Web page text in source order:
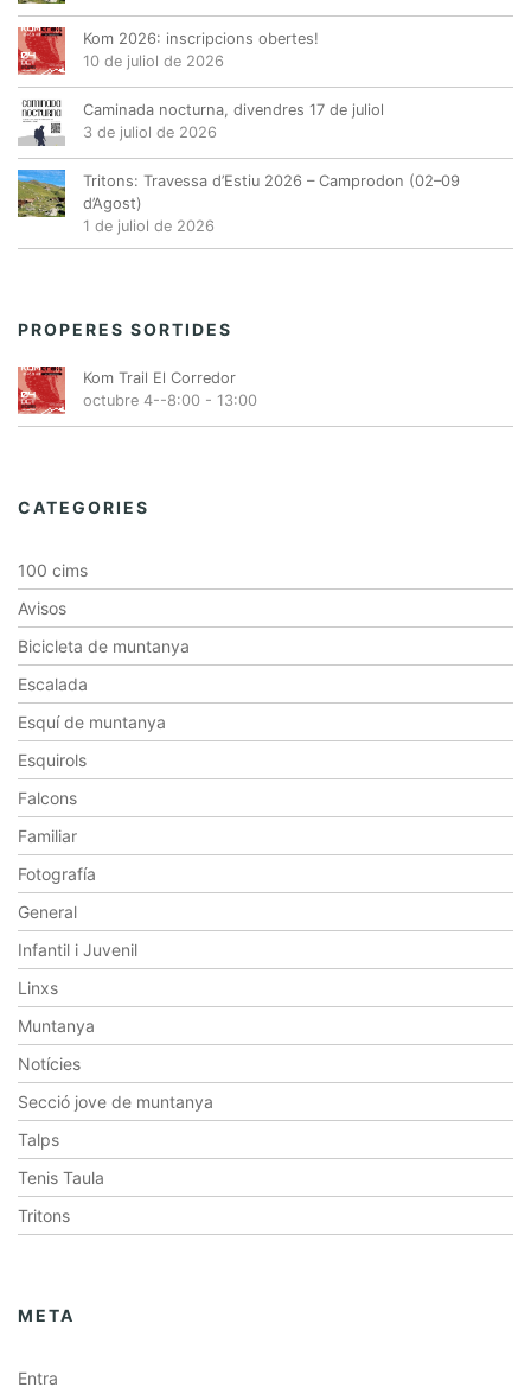
Kom 2026: inscripcions obertes!
10 de juliol de 2026
Caminada nocturna, divendres 17 de juliol
3 de juliol de 2026
Tritons: Travessa d’Estiu 2026 – Camprodon (02–09
d’Agost)
1 de juliol de 2026
PROPERES SORTIDES
Kom Trail El Corredor
octubre 4--8:00 - 13:00
CATEGORIES
100 cims
Avisos
Bicicleta de muntanya
Escalada
Esquí de muntanya
Esquirols
Falcons
Familiar
Fotografía
General
Infantil i Juvenil
Linxs
Muntanya
Notícies
Secció jove de muntanya
Talps
Tenis Taula
Tritons
META
Entra